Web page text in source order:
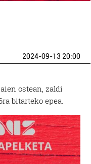
2024-09-13 20:00
ostean, zaldi
bitarteko epea.